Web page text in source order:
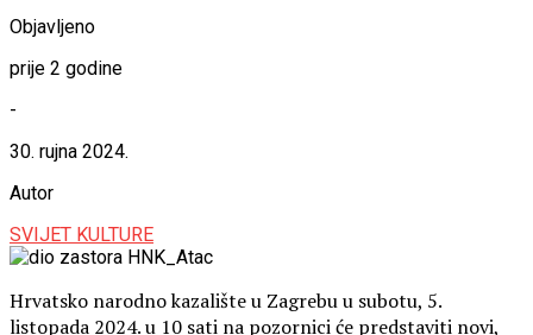
Objavljeno
prije 2 godine
-
30. rujna 2024.
Autor
SVIJET KULTURE
Hrvatsko narodno kazalište u Zagrebu u subotu, 5.
listopada 2024. u 10 sati na pozornici će predstaviti novi,